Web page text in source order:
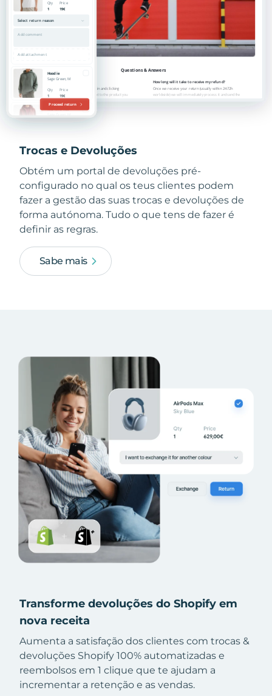
Trocas e Devoluções
Obtém um portal de devoluções pré-
configurado no qual os teus clientes podem
fazer a gestão das suas trocas e devoluções de
forma autónoma. Tudo o que tens de fazer é
definir as regras.
Sabe mais
Transforme devoluções do Shopify em
nova receita
Aumenta a satisfação dos clientes com trocas &
devoluções Shopify 100% automatizadas e
reembolsos em 1 clique que te ajudam a
incrementar a retenção e as vendas.